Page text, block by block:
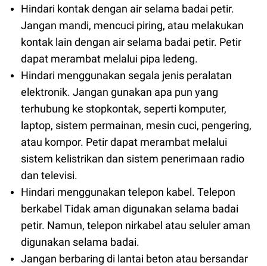
Hindari kontak dengan air selama badai petir.
Jangan mandi, mencuci piring, atau melakukan
kontak lain dengan air selama badai petir. Petir
dapat merambat melalui pipa ledeng.
Hindari menggunakan segala jenis peralatan
elektronik. Jangan gunakan apa pun yang
terhubung ke stopkontak, seperti komputer,
laptop, sistem permainan, mesin cuci, pengering,
atau kompor. Petir dapat merambat melalui
sistem kelistrikan dan sistem penerimaan radio
dan televisi.
Hindari menggunakan telepon kabel. Telepon
berkabel Tidak aman digunakan selama badai
petir. Namun, telepon nirkabel atau seluler aman
digunakan selama badai.
Jangan berbaring di lantai beton atau bersandar